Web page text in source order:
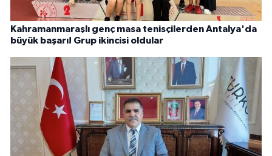
Kahramanmaraşlı genç masa tenisçilerden Antalya'da
büyük başarı! Grup ikincisi oldular